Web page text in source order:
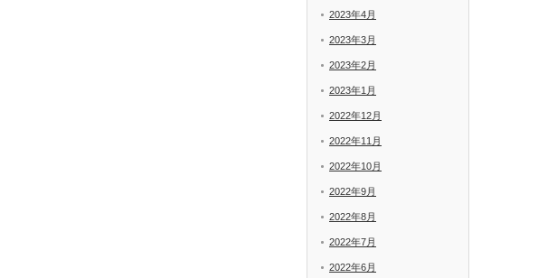
2023年4月
2023年3月
2023年2月
2023年1月
2022年12月
2022年11月
2022年10月
2022年9月
2022年8月
2022年7月
2022年6月